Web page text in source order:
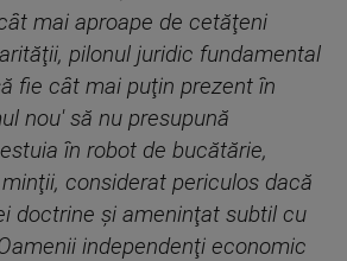
mai aproape de cetăţeni
pilonul juridic fundamental
fie cât mai puţin prezent în
nou' să nu presupună
în robot de bucătărie,
considerat periculos dacă
doctrine şi ameninţat subtil cu
independenţi economic